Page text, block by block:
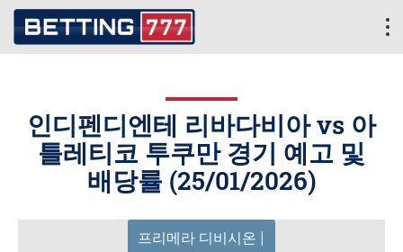
인디펜디엔테 리바다비아 vs 아
틀레티코 투쿠만 경기 예고 및
배당률 (25/01/2026)
프리메라 디비시온 |